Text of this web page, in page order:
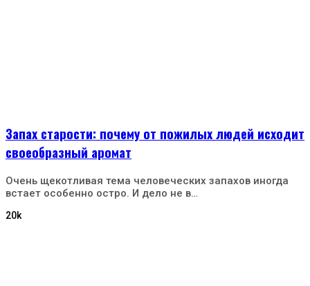
Запах старости: почему от пожилых людей исходит
своеобразный аромат
Очень щекотливая тема человеческих запахов иногда
встает особенно остро. И дело не в…
20k